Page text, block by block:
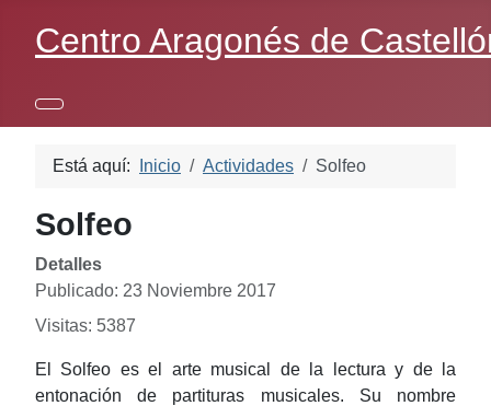
Centro Aragonés de
Está aquí: Inicio Actividades Solfeo
Solfeo
Detalles
Publicado: 23 Noviembre 2017
Visitas: 5387
El Solfeo es el arte musical de la lectura y de la
entonación de partituras musicales. Su nombre